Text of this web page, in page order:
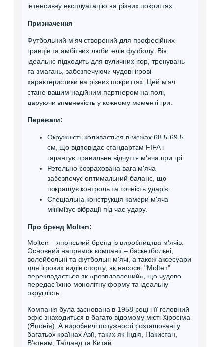
інтенсивну експлуатацію на різних покриттях.
Призначення
Футбольний м'яч створений для професійних
гравців та амбітних любителів футболу. Він
ідеально підходить для вуличних ігор, тренувань
та змагань, забезпечуючи чудові ігрові
характеристики на різних покриттях. Цей м'яч
стане вашим надійним партнером на полі,
даруючи впевненість у кожному моменті гри.
Переваги:
Окружність коливається в межах 68.5-69.5
см, що відповідає стандартам FIFA і
гарантує правильне відчуття м'яча при грі.
Ретельно розрахована вага м'яча
забезпечує оптимальний баланс, що
покращує контроль та точність ударів.
Спеціальна конструкція камери м'яча
мінімізує вібрації під час удару.
Про бренд Molten:
Molten – японський бренд із виробництва м'ячів.
Основний напрямок компанії – баскетбольні,
волейбольні та футбольні м'ячі, а також аксесуари
для ігрових видів спорту, як насоси. "Molten"
перекладається як «розплавлений», що чудово
передає їхню монолітну форму та ідеальну
округлість.
Компанія була заснована в 1958 році і її головний
офіс знаходиться в багато відомому місті Хіросіма
(Японія). А виробничі потужності розташовані у
багатьох країнах Азії, таких як Індія, Пакистан,
В'єтнам, Таїланд та Китай.